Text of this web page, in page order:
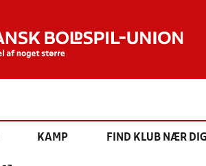
KAMP FIND KLUB NÆR